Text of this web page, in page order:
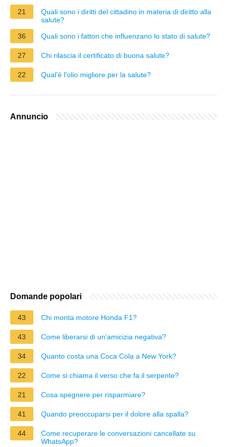
21
Quali sono i diritti del cittadino in materia di diritto alla
salute?
36
Quali sono i fattori che influenzano lo stato di salute?
27 Chi rilascia il certificato di buona salute?
22 Qual'è l'olio migliore per la salute?
Annuncio
Domande popolari
43 Chi monta motore Honda F1?
43 Come liberarsi di un'amicizia negativa?
34 Quanto costa una Coca Cola a New York?
22 Come si chiama il verso che fa il serpente?
21 Cosa spegnere per risparmiare?
41 Quando preoccuparsi per il dolore alla spalla?
44
Come recuperare le conversazioni cancellate su
WhatsApp?